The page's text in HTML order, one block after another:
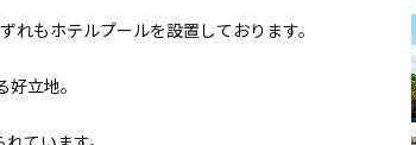
もホテルプールを設置しております。
立地。